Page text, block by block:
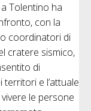
Tolentino ha
con la
coordinatori di
cratere sismico,
di
e l’attuale
le persone